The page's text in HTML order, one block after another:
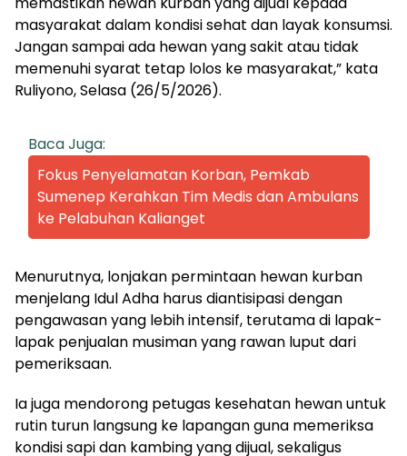
masyarakat dalam kondisi sehat dan layak konsumsi.
Jangan sampai ada hewan yang sakit atau tidak
memenuhi syarat tetap lolos ke masyarakat,” kata
Ruliyono, Selasa (26/5/2026).
Baca Juga:
Fokus Penyelamatan Korban, Pemkab
Sumenep Kerahkan Tim Medis dan Ambulans
ke Pelabuhan Kalianget
Menurutnya, lonjakan permintaan hewan kurban
menjelang Idul Adha harus diantisipasi dengan
pengawasan yang lebih intensif, terutama di lapak-
lapak penjualan musiman yang rawan luput dari
pemeriksaan.
Ia juga mendorong petugas kesehatan hewan untuk
rutin turun langsung ke lapangan guna memeriksa
kondisi sapi dan kambing yang dijual, sekaligus